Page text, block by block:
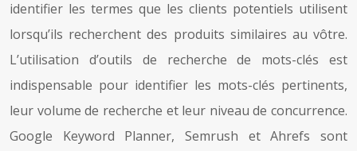
identifier les termes que les clients potentiels utilisent
lorsqu’ils recherchent des produits similaires au vôtre.
L’utilisation d’outils de recherche de mots-clés est
indispensable pour identifier les mots-clés pertinents,
leur volume de recherche et leur niveau de concurrence.
Google Keyword Planner, Semrush et Ahrefs sont